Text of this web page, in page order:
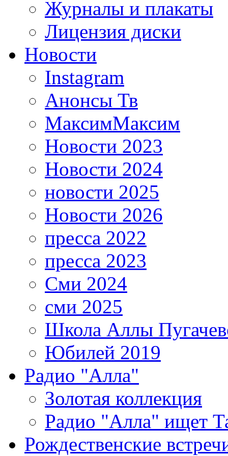
Журналы и плакаты
Лицензия диски
Новости
Instagram
Анонсы Тв
МаксимМаксим
Новости 2023
Новости 2024
новости 2025
Новости 2026
пресса 2022
пресса 2023
Сми 2024
сми 2025
Школа Аллы
Юбилей 2019
Радио "Алла"
Золотая коллекция
Радио "Алла" ищет
Рождественские